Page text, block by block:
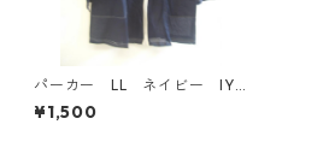
パーカー LL ネイビー IY-
3936
¥1,500